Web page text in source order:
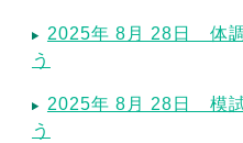
2025年 8月 28日 体
う
2025年 8月 28日 模
う